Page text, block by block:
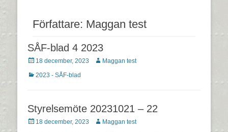
Författare: Maggan test
SÅF-blad 4 2023
Postades
18 december, 2023 Författare
Maggan test
Kategorier
2023 - SÅF-blad
Styrelsemöte 20231021 – 22
Postades
18 december, 2023 Författare
Maggan test